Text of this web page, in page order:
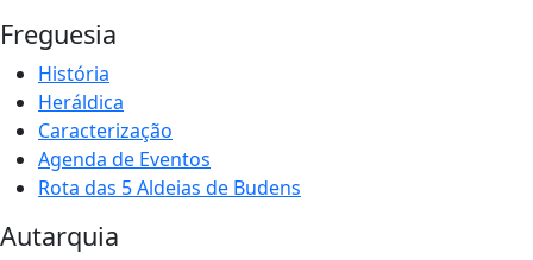
Freguesia
História
Heráldica
Caracterização
Agenda de Eventos
Rota das 5 Aldeias de Budens
Autarquia